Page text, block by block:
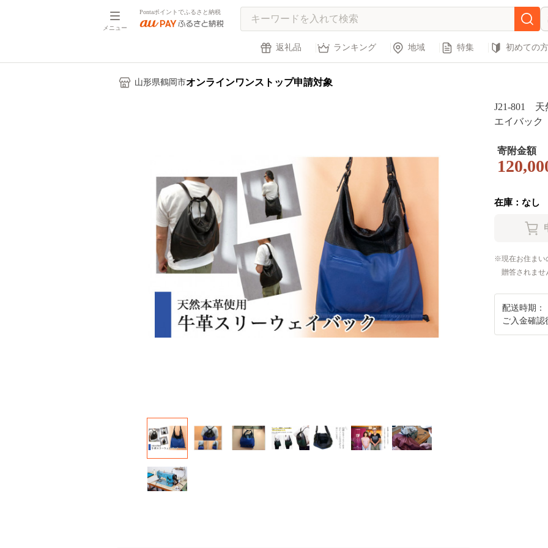
メニュー
Pontaポイントでふるさと納税
返礼品 ランキング 地域 特集 初めての方
山形県鶴岡市オンラインワンストップ申請対象
J21-801 天
エイバック
寄附金額
在庫：なし
現在お住まい
贈答されませ
配送時期：
ご入金確認